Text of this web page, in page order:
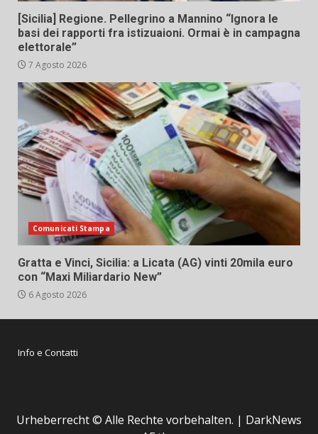
[Sicilia] Regione. Pellegrino a Mannino “Ignora le
basi dei rapporti fra istizuaioni. Ormai è in campagna
elettorale”
7 Agosto 2026
Comunicati Stampa
Gratta e Vinci, Sicilia: a Licata (AG) vinti 20mila euro
con “Maxi Miliardario New”
6 Agosto 2026
Info e Contatti
Urheberrecht © Alle Rechte vorbehalten. | DarkNews